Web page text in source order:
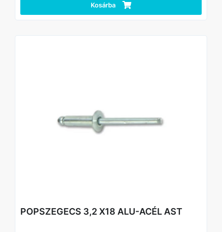
Kosárba
POPSZEGECS 3,2 X18 ALU-ACÉL AST